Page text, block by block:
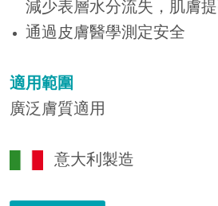
減少表層水分流失，肌膚提
通過皮膚醫學測定安全
適用範圍
廣泛膚質適用
意大利製造